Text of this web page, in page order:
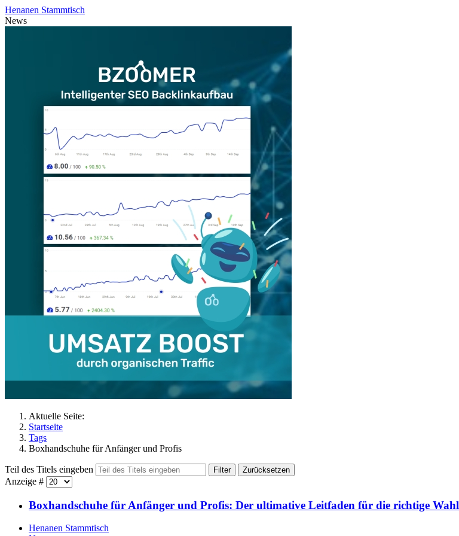
Henanen Stammtisch
News
Aktuelle Seite:
Startseite
Tags
Boxhandschuhe für Anfänger und Profis
Teil des Titels eingeben Filter Zurücksetzen
Anzeige #
Boxhandschuhe für Anfänger und Profis: Der ultimative Leitfaden für die richtige Wahl
Henanen Stammtisch